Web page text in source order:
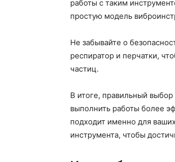
работы с таким
простую модель
Не забывайте о
респиратор и перчатки,
частиц.
В итоге, правильный
выполнить работы более
подходит именно для
инструмента, чтобы